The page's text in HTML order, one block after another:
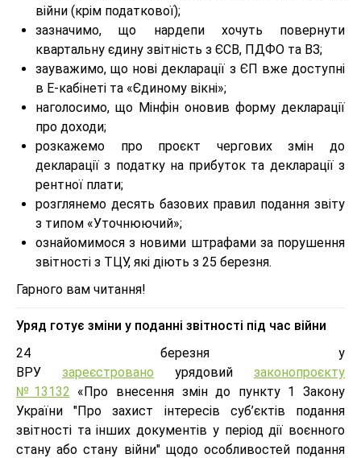
війни (крім податкової);
зазначимо, що нардепи хочуть повернути
квартальну єдину звітність з ЄСВ, ПДФО та ВЗ;
зауважимо, що нові декларації з ЄП вже доступні
в Е-кабінеті та «Єдиному вікні»;
наголосимо, що Мінфін оновив форму декларації
про доходи;
розкажемо про проєкт чергових змін до
декларації з податку на прибуток та декларації з
рентної плати;
розглянемо десять базових правил подання звіту
з типом «Уточнюючий»;
ознайомимося з новими штрафами за порушення
звітності з ТЦУ, які діють з 25 березня.
Гарного вам читання!
Уряд готує зміни у поданні звітності під час війни
24 березня у
ВРУ зареєстровано урядовий законопроєкту
№13132 «Про внесення змін до пункту 1 Закону
України "Про захист інтересів суб’єктів подання
звітності та інших документів у період дії воєнного
стану або стану війни" щодо особливостей подання